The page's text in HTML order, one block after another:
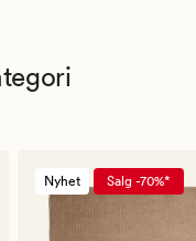
Nyhet Salg -70%*